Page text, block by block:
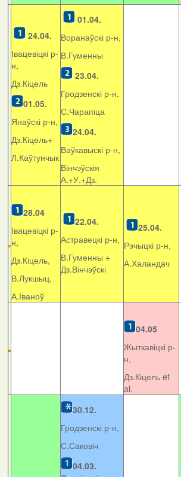
24.04.
Івацевіцкі р-
н,
Дз.Кіцель
01.05.
Янаўскі р-н,
Дз.Кіцель+
Л.Каўтунчык
01.04.
Воранаўскі р-н,
В.Гуменны
23.04.
Гродзенскі р-н,
С.Чарапіца
24.04.
Ваўкавыскі р-н,
Вінчэўскія
А.+У.+Дз.
28.04
Івацевіцкі р-
н,
Дз.Кіцель,
В.Лукшыц,
А.Іваноў
22.04.
Астравецкі р-н,
В.Гуменны +
Дз.Вінчэўскі
25.04.
Рэчыцкі р-н,
А.Халандач
04.05
Жыткавіцкі р-
н,
Дз.Кіцель et
al.
30.12.
Гродзенскі р-н,
С.Саковіч
04.03.